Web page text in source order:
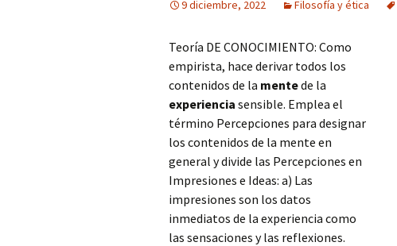
9 diciembre, 2022 Filosofía y ética
Teoría DE CONOCIMIENTO: Como
empirista, hace derivar todos los
contenidos de la mentede la
experiencia sensible. Emplea el
término Percepciones para designar
los contenidos de la mente en
general y divide las Percepciones en
Impresiones e Ideas: a) Las
impresiones son los datos
inmediatos de la experiencia como
las sensaciones y las reflexiones.